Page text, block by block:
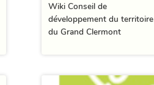
Wiki Conseil de
développement du territoire
du Grand Clermont